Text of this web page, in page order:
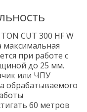
CUT 300 HF W
максимальная
при работе с
до 25 мм.
или ЧПУ
обрабатываемого
60 метров